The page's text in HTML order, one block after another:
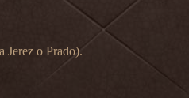
Jerez o Prado).